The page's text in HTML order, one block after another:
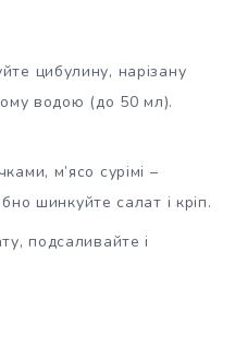
цибулину, нарізану
водою (до 50 мл).
м’ясо сурімі –
шинкуйте салат і кріп.
подсаливайте і